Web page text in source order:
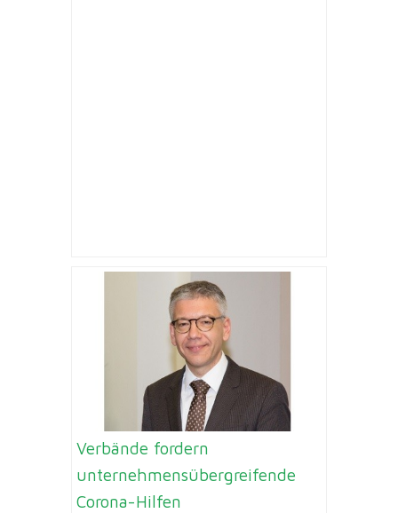
Verbände fordern
unternehmensübergreifende
Corona-Hilfen